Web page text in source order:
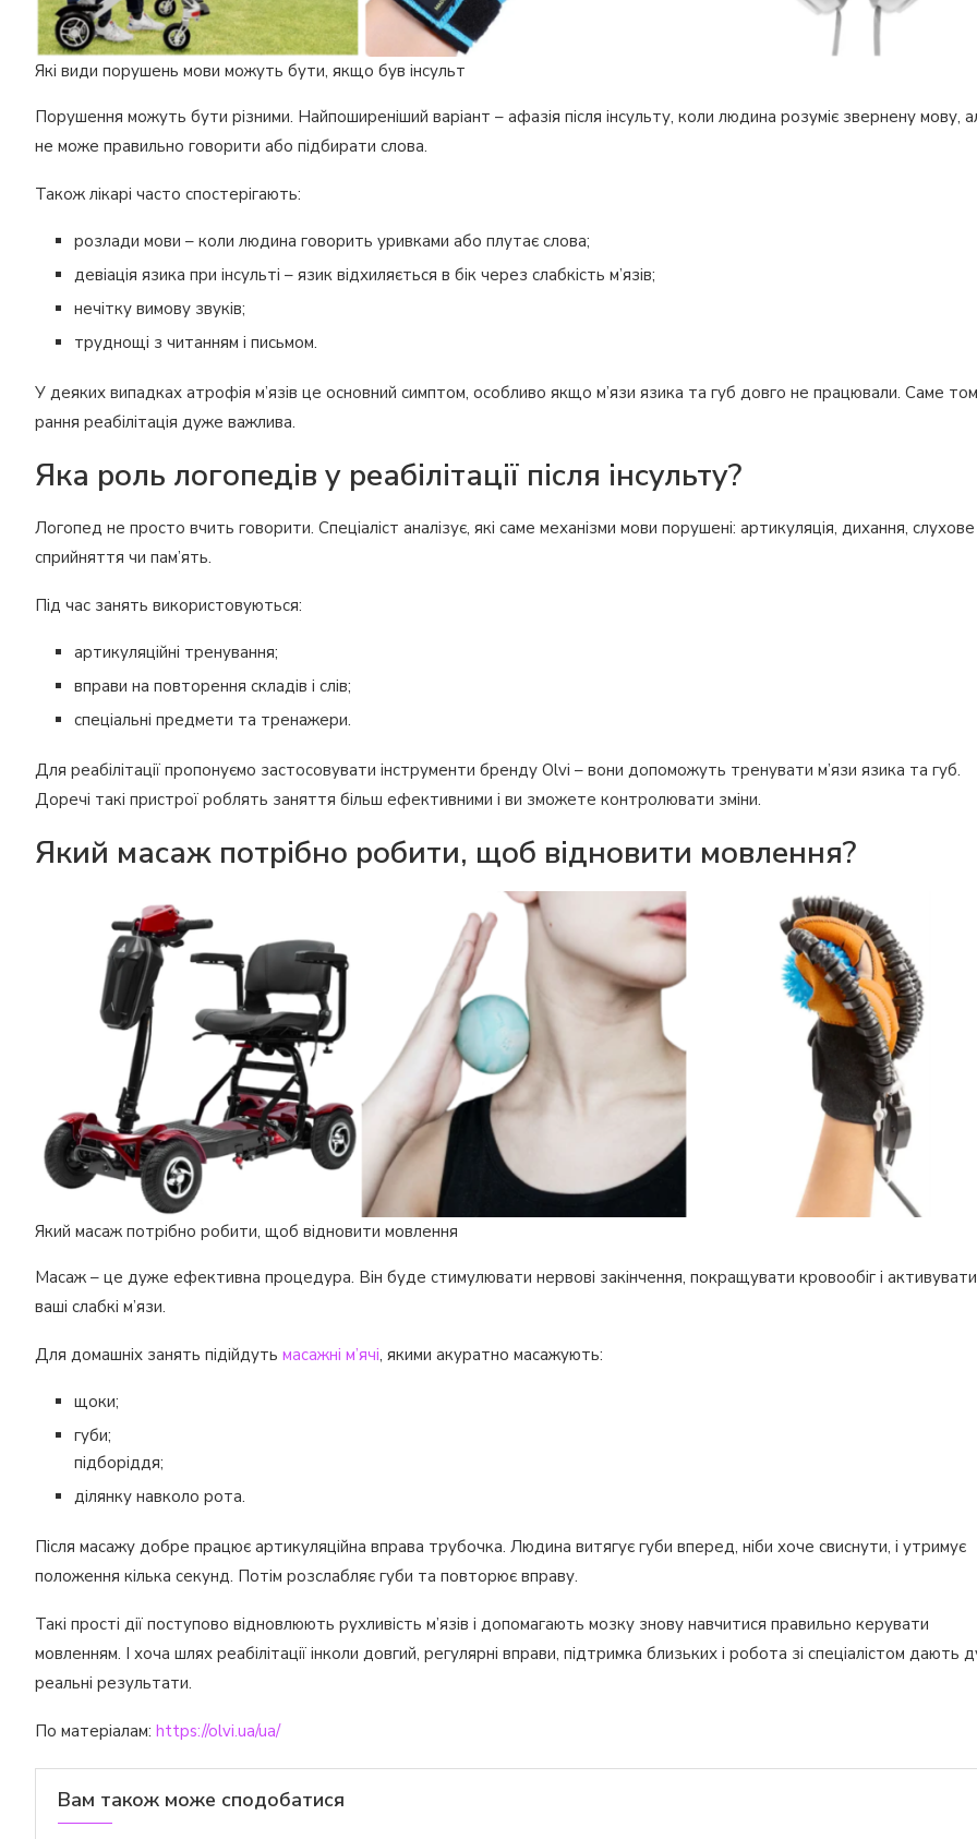
Які види порушень мови можуть бути, якщо був інсульт
Порушення можуть бути різними. Найпоширеніший варіант – афазія після інсульту, коли людина розуміє звернену мову,
не може правильно говорити або підбирати слова.
Також лікарі часто спостерігають:
розлади мови – коли людина говорить уривками або плутає слова;
девіація язика при інсульті – язик відхиляється в бік через слабкість м’язів;
нечітку вимову звуків;
труднощі з читанням і письмом.
У деяких випадках атрофія м’язів це основний симптом, особливо якщо м’язи язика та губ довго не працювали. Саме
рання реабілітація дуже важлива.
Яка роль логопедів у реабілітації після інсульту?
Логопед не просто вчить говорити. Спеціаліст аналізує, які саме механізми мови порушені: артикуляція, дихання, слухове
сприйняття чи пам’ять.
Під час занять використовуються:
артикуляційні тренування;
вправи на повторення складів і слів;
спеціальні предмети та тренажери.
Для реабілітації пропонуємо застосовувати інструменти бренду Olvi – вони допоможуть тренувати м’язи язика та губ.
Доречі такі пристрої роблять заняття більш ефективними і ви зможете контролювати зміни.
Який масаж потрібно робити, щоб відновити мовлення?
Який масаж потрібно робити, щоб відновити мовлення
Масаж – це дуже ефективна процедура. Він буде стимулювати нервові закінчення, покращувати кровообіг і активувати
ваші слабкі м’язи.
Для домашніх занять підійдуть масажні м’ячі, якими акуратно масажують:
щоки;
губи;
підборіддя;
ділянку навколо рота.
Після масажу добре працює артикуляційна вправа трубочка. Людина витягує губи вперед, ніби хоче свиснути, і утримує
положення кілька секунд. Потім розслабляє губи та повторює вправу.
Такі прості дії поступово відновлюють рухливість м’язів і допомагають мозку знову навчитися правильно керувати
мовленням. І хоча шлях реабілітації інколи довгий, регулярні вправи, підтримка близьких і робота зі спеціалістом дають
реальні результати.
По матеріалам: https://olvi.ua/ua/
Вам також може сподобатися